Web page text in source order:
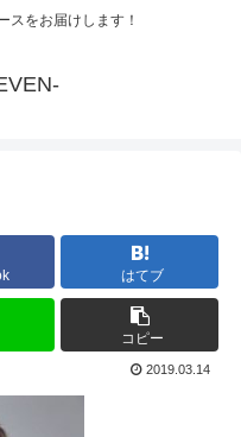
スをお届けします！
はてブ
コピー
2019.03.14